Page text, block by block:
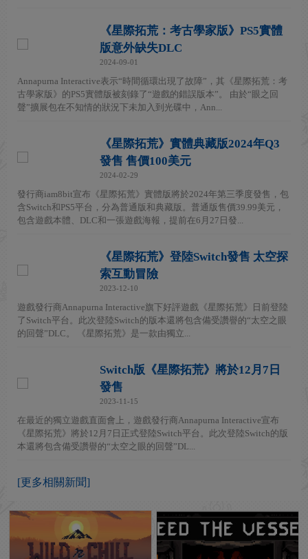
《星際拓荒：考古學家版》PS5實體
版意外缺失DLC
2024-09-01
Annapurna Interactive表示“時間循環出現了故障”，其《星際拓荒：考
古學家版》的PS5實體版被刻錄了“遊戲的錯誤版本”。 由於“眼之回
聲”擴展包在不知情的狀況下未加入到光碟中，Ann...
《星際拓荒》實體典藏版2024年Q3
發售 售價100美元
2024-02-29
發行商iam8bit宣布《星際拓荒》實體版將於2024年第三季度發售，包
含Switch和PS5平台，分為普通版和典藏版。普通版售價39.99美元，
包含遊戲本體、DLC和一張遊戲海報，提前在6月27日發...
《星際拓荒》登陸Switch發售 太空探
索互動冒險
2023-12-10
遊戲發行商Annapurna Interactive旗下好評遊戲《星際拓荒》日前登陸
了Switch平台。此次登陸Switch的版本還將包含備受讚譽的“太空之眼
的回聲”DLC。 《星際拓荒》是一款由獨立...
Switch版《星際拓荒》將於12月7日
發售
2023-11-15
在最近的獨立遊戲直面會上，遊戲發行商Annapurna Interactive宣布
《星際拓荒》將於12月7日正式登陸Switch平台。此次登陸Switch的版
本還將包含備受讚譽的“太空之眼的回聲”DL...
[更多相關新聞]